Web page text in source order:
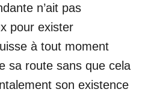
n’ait pas
pour exister
à tout moment
sa route sans que cela
son existence